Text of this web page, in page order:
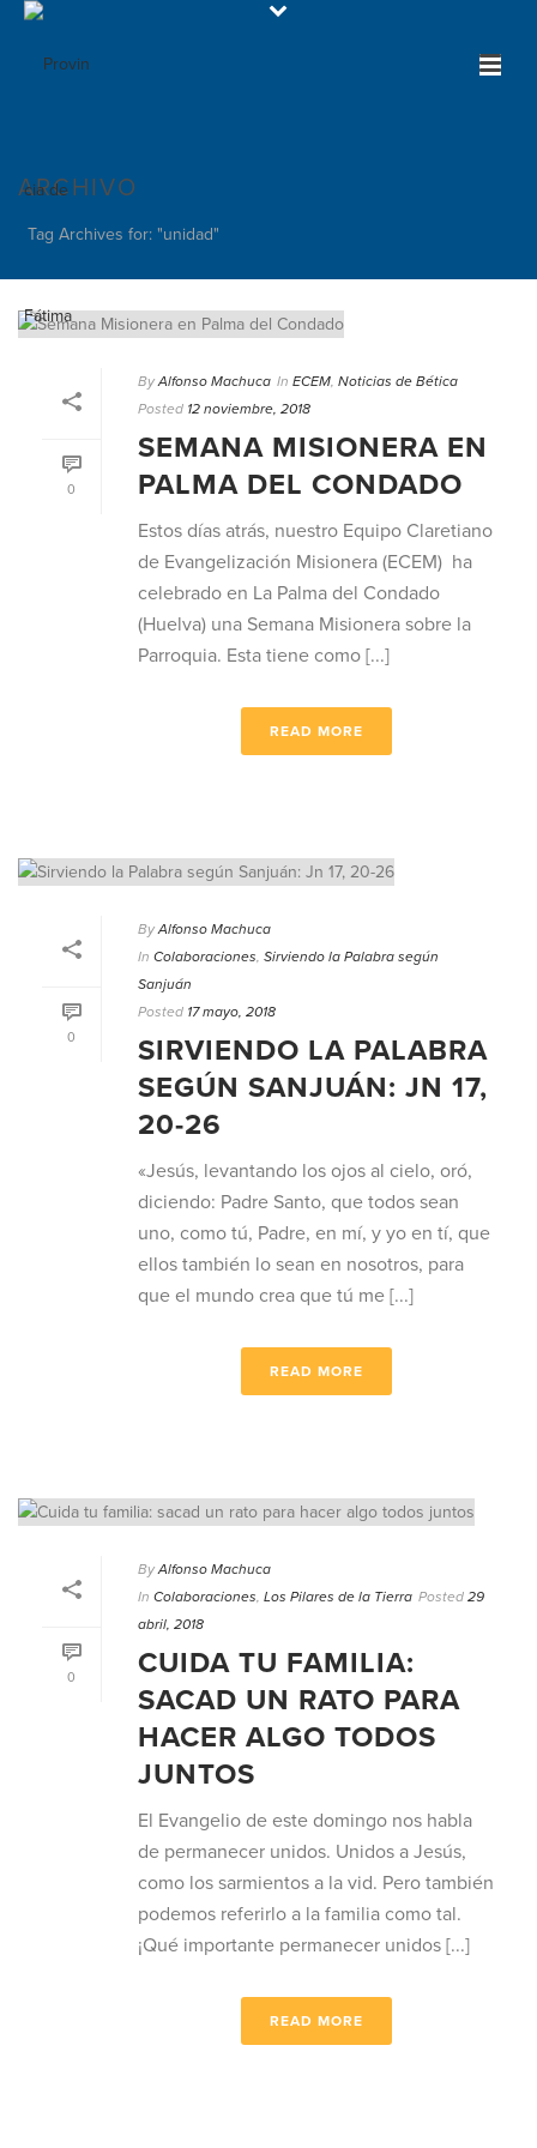
ARCHIVO
Tag Archives for: "unidad"
0
By Alfonso Machuca In ECEM, Noticias de Bética
Posted 12 noviembre, 2018
SEMANA MISIONERA EN
PALMA DEL CONDADO
Estos días atrás, nuestro Equipo Claretiano
de Evangelización Misionera (ECEM) ha
celebrado en La Palma del Condado
(Huelva) una Semana Misionera sobre la
Parroquia. Esta tiene como [...]
READ MORE
0
By Alfonso Machuca
In Colaboraciones, Sirviendo la Palabra según
Sanjuán
Posted 17 mayo, 2018
SIRVIENDO LA PALABRA
SEGÚN SANJUÁN: JN 17,
20-26
«Jesús, levantando los ojos al cielo, oró,
diciendo: Padre Santo, que todos sean
uno, como tú, Padre, en mí, y yo en tí, que
ellos también lo sean en nosotros, para
que el mundo crea que tú me [...]
READ MORE
0
By Alfonso Machuca
In Colaboraciones, Los Pilares de la Tierra Posted 29
abril, 2018
CUIDA TU FAMILIA:
SACAD UN RATO PARA
HACER ALGO TODOS
JUNTOS
El Evangelio de este domingo nos habla
de permanecer unidos. Unidos a Jesús,
como los sarmientos a la vid. Pero también
podemos referirlo a la familia como tal.
¡Qué importante permanecer unidos [...]
READ MORE